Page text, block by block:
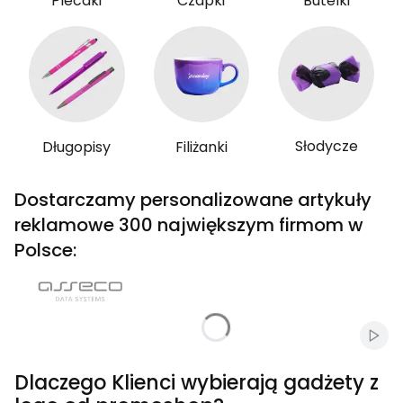
Długopisy Filiżanki Słodycze
Dostarczamy personalizowane artykuły
reklamowe 300 największym firmom w
Polsce:
Dlaczego Klienci wybierają gadżety z